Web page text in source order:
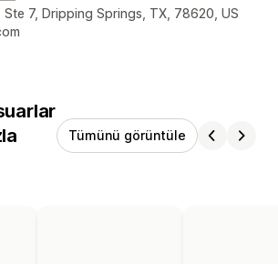
bilgileri
Ste 7, Dripping Springs, TX, 78620, US
Tümünü görüntüle